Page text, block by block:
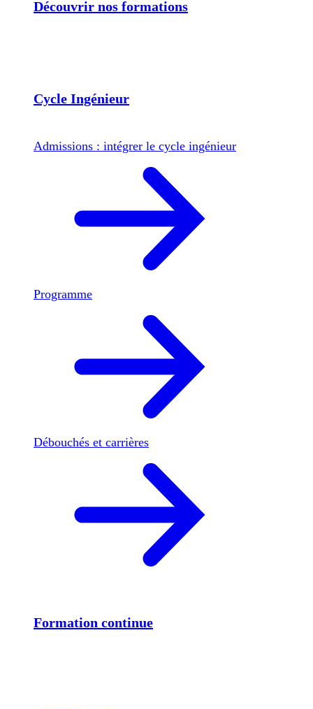
Découvrir nos formations
Cycle Ingénieur
Admissions : intégrer le cycle ingénieur
Programme
Débouchés et carrières
Formation continue